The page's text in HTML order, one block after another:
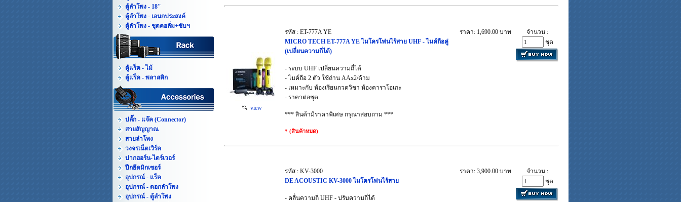
ตู้ลำโพง - 18"
ตู้ลำโพง - เอนกประสงค์
ตู้ลำโพง - ชุดคอลั่ม+ซับฯ
ตู้แร็ค - ไม้
ตู้แร็ค - พลาสติก
ปลั๊ก - แจ๊ค (Connector)
สายสัญญาณ
สายลำโพง
วงจรเน็ตเวิร์ค
ปากฮอร์น-ไดร์เวอร์
ปีกยึดมิกเซอร์
อุปกรณ์ - แร็ค
อุปกรณ์ - ดอกลำโพง
อุปกรณ์ - ตู้ลำโพง
view
รหัส : ET-777A YE
MICRO TECH ET-777A YE ไมโครโฟนไร้สาย UHF - ไมค์ถือคู่
(เปลี่ยนความถี่ได้)
- ระบบ UHF เปลี่ยนความถี่ได้
- ไมค์ถือ 2 ตัว ใช้ถ่าน AAx2/ด้าม
- เหมาะกับ ห้องเรียนกวดวิชา ห้องคาราโอเกะ
- ราคาต่อชุด
*** สินค้ามีราคาพิเศษ กรุณาสอบถาม ***
* (สินค้าหมด)
ราคา: 1,690.00 บาท
จำนวน :
ชุด
รหัส : KV-3000
DE ACOUSTIC KV-3000 ไมโครโฟนไร้สาย
- คลื่นความถี่ UHF - ปรับความถี่ได้
ราคา: 3,900.00 บาท
จำนวน :
ชุด